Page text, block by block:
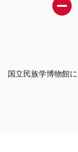
国立民族学博物館